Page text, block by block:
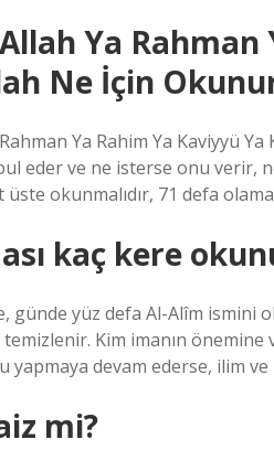
Ya Rahman
Ne İçin
Ya Rahim Ya Kaviyyü
eder ve ne isterse onu verir,
üste okunmalıdır, 71 defa
kaç kere
günde yüz defa Al-Alîm ismini
Kim imanın önemine
yapmaya devam ederse, ilim
mi?